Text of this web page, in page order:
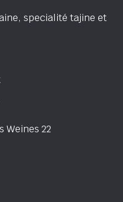
specialité tajine et
Weines 22